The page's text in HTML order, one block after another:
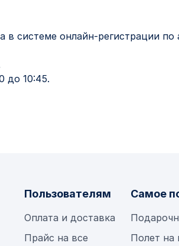
в системе онлайн-регистрации по
до 10:45.
Пользователям
Оплата и доставка
Прайс на все
Самое
Полет на